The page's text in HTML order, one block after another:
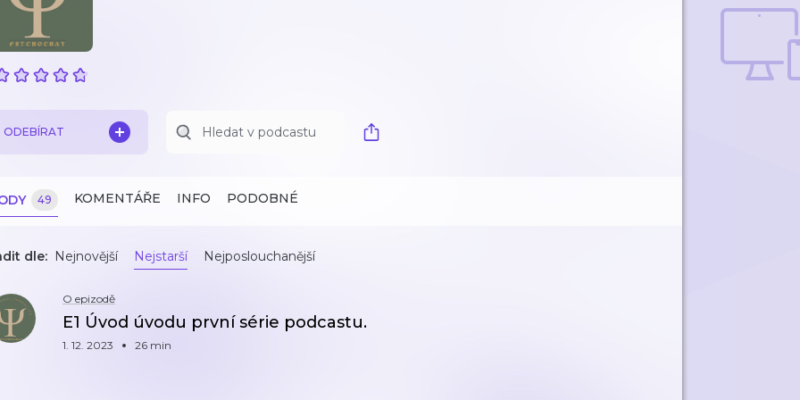
ODEBÍRAT
49 KOMENTÁŘE INFO PODOBNÉ
dle: Nejnovější Nejstarší Nejposlouchanější
O epizodě
E1 Úvod úvodu první série podcastu.
1. 12. 2023 26 min